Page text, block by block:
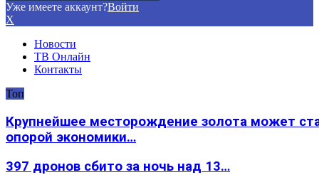
Уже имеете аккаунт?Войти
X
Новости
ТВ Онлайн
Контакты
Топ
Крупнейшее месторождение золота может
опорой экономики…
397 дронов сбито за ночь над 13…